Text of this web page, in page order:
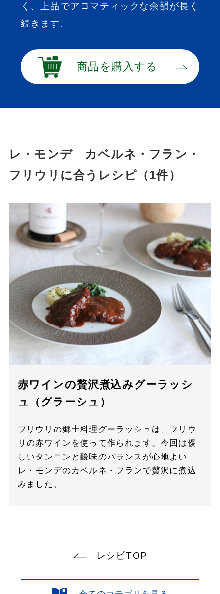
く、上品でアロマティックな余韻が長く
続きます。
商品を購入する
レ・モンデ カベルネ・フラン・
フリウリに合うレシピ（1件）
赤ワインの贅沢煮込みグーラッシ
ュ（グラーシュ）
フリウリの郷土料理グーラッシュは、フリウ
リの赤ワインを使って作られます。今回は優
しいタンニンと酸味のバランスが心地よい
レ・モンデのカベルネ・フランで贅沢に煮込
みました。
レシピTOP